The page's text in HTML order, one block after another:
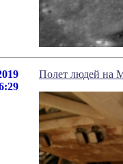
Полет людей на